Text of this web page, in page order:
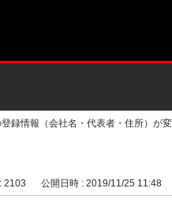
登録情報（会社名・代表者・住所）が
2103 公開日時 : 2019/11/25 11:48